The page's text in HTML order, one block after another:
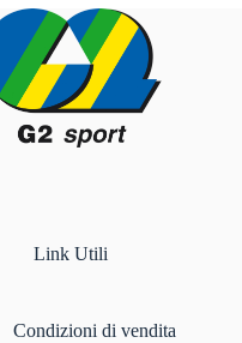
Link Utili
Condizioni di vendita